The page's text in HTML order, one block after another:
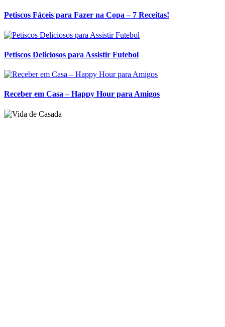
Petiscos Fáceis para Fazer na Copa – 7 Receitas!
Petiscos Deliciosos para Assistir Futebol
Receber em Casa – Happy Hour para Amigos